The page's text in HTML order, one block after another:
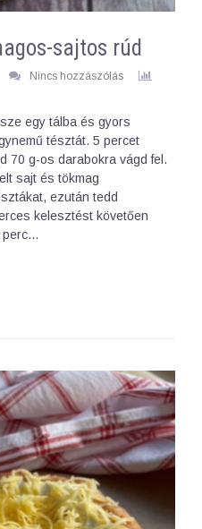
sajtos rúd
Nincs hozzászólás
egy tálba és gyors
tésztát. 5 percet
70 g-os darabokra vágd fel.
sajt és tökmag
ezután tedd
kelesztést követően
perc…